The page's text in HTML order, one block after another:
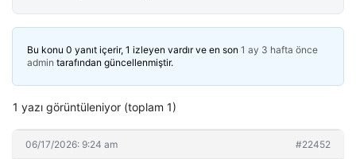
Bu konu 0 yanıt içerir, 1 izleyen vardır ve en son 1 ay 3 hafta önce
admin tarafından güncellenmiştir.
1 yazı görüntüleniyor (toplam 1)
06/17/2026: 9:24 am #22452